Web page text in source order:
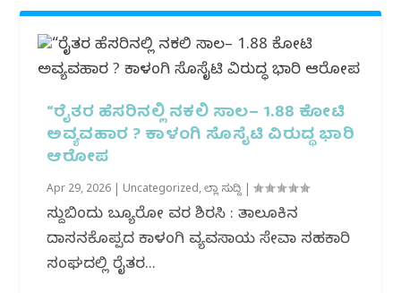
“ರೈತರ ಹೆಸರಿನಲ್ಲಿ ನಕಲಿ ಸಾಲ– 1.88 ಕೋಟಿ
ಅವ್ಯವಹಾರ ? ಕಾಳಂಗಿ ಸೊಸೈಟಿ ವಿರುದ್ಧ ಭಾರಿ
ಆರೋಪ
Apr 29, 2026 Uncategorized,ಜಿಲ್ಲಾ ಸುದ್ದಿ |
ಸುದ್ದಿಬಿಂದು ಬ್ಯೂರೋ ವರದಿ ಶಿರಸಿ : ತಾಲೂಕಿನ
ದಾಸನಕೊಪ್ಪದ ಕಾಳಂಗಿ ವ್ಯವಸಾಯ ಸೇವಾ ಸಹಕಾರಿ
ಸಂಘದಲ್ಲಿ ರೈತರ...